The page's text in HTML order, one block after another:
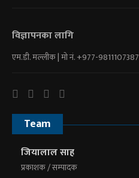
विज्ञापनका लागि
एम.डी. मल्लीक | माे नं. +977-9811107387
Team
जियालाल साह
प्रकाशक / सम्पादक